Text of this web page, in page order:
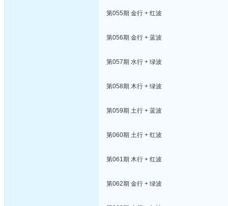
第055期 金行 + 红波
第056期 金行 + 蓝波
第057期 水行 + 绿波
第058期 木行 + 绿波
第059期 土行 + 蓝波
第060期 土行 + 红波
第061期 木行 + 红波
第062期 金行 + 绿波